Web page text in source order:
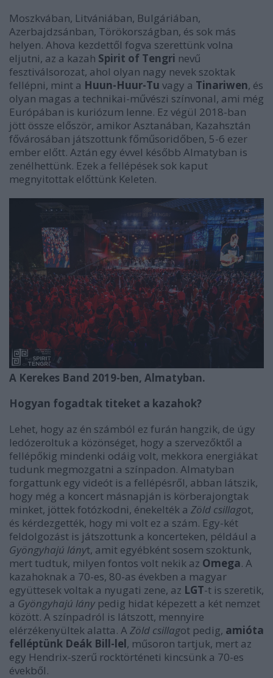
Moszkvában, Litvániában, Bulgáriában,
Azerbajdzsánban, Törökországban, és sok más
helyen. Ahova kezdettől fogva szerettünk volna
eljutni, az a kazah Spirit of Tengri nevű
fesztiválsorozat, ahol olyan nagy nevek szoktak
fellépni, mint a Huun-Huur-Tu vagy a Tinariwen, és
olyan magas a technikai-művészi színvonal, ami még
Európában is kuriózum lenne. Ez végül 2018-ban
jött össze először, amikor Asztanában, Kazahsztán
fővárosában játszottunk főműsoridőben, 5-6 ezer
ember előtt. Aztán egy évvel később Almatyban is
zenélhettünk. Ezek a fellépések sok kaput
megnyitottak előttünk Keleten.
A Kerekes Band 2019-ben, Almatyban.
Hogyan fogadtak titeket a kazahok?
Lehet, hogy az én számból ez furán hangzik, de úgy
ledózeroltuk a közönséget, hogy a szervezőktől a
fellépőkig mindenki odáig volt, mekkora energiákat
tudunk megmozgatni a színpadon. Almatyban
forgattunk egy videót is a fellépésről, abban látszik,
hogy még a koncert másnapján is körberajongtak
minket, jöttek fotózkodni, énekelték a Zöld csillagot,
és kérdezgették, hogy mi volt ez a szám. Egy-két
feldolgozást is játszottunk a koncerteken, például a
Gyöngyhajú lányt, amit egyébként sosem szoktunk,
mert tudtuk, milyen fontos volt nekik az Omega. A
kazahoknak a 70-es, 80-as években a magyar
együttesek voltak a nyugati zene, az LGT-t is szeretik,
a Gyöngyhajú lány pedig hidat képezett a két nemzet
között. A színpadról is látszott, mennyire
elérzékenyültek alatta. A Zöld csillagot pedig, amióta
felléptünk Deák Bill-lel, műsoron tartjuk, mert az
egy Hendrix-szerű rocktörténeti kincsünk a 70-es
évekből.